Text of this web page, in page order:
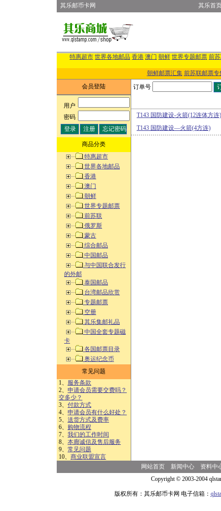
其乐邮币卡网 其乐首
特惠超市 世界各地邮品 香港 澳门 朝鲜 世界专题邮票 前
朝鲜邮票汇集 前苏联邮票专
会员登陆
用户:
密码:
商品分类
特惠超市
世界各地邮品
香港
澳门
朝鲜
世界专题邮票
前苏联
俄罗斯
蒙古
综合邮品
中国邮品
与中国联合发行
的外邮
泰国邮品
台湾邮品欣赏
专题邮票
空册
其乐集邮礼品
中国全套专题磁
卡
各国邮票目录
奥运纪念币
常见问题
1、 服务条款
2、 申请会员需要交费吗？
交多少？
3、 付款方式
4、 申请会员有什么好处？
5、 送货方式及费率
6、 购物流程
7、 我们的工作时间
8、 本廊诚信及售后服务
9、 常见问题
10、 商业联盟宣言
订单号
T143 国防建设-火箭(12连体方连)
T143 国防建设—火箭(4方连)
网站首页 新闻中心
资料中
Copyright © 2003-2004
版权所有：其乐邮币卡网 电子信箱：